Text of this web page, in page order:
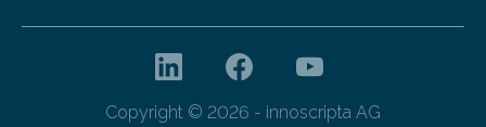
Copyright © 2026 - innoscripta AG